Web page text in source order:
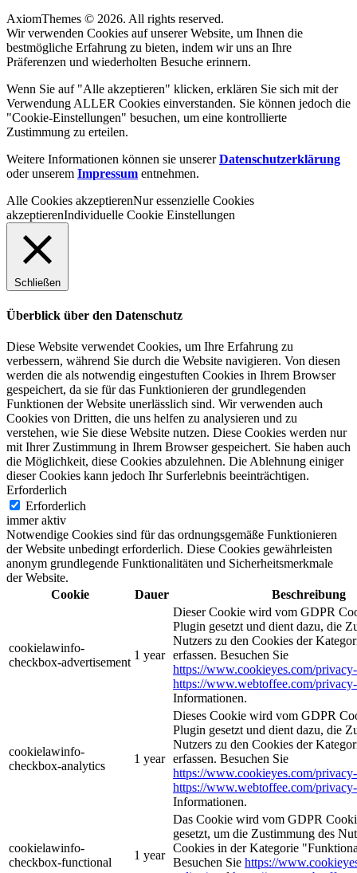
AxiomThemes © 2026. All rights reserved.
Wir verwenden Cookies auf unserer Website, um Ihnen die
bestmögliche Erfahrung zu bieten, indem wir uns an Ihre
Präferenzen und wiederholten Besuche erinnern.
Wenn Sie auf "Alle akzeptieren" klicken, erklären Sie sich mit der
Verwendung ALLER Cookies einverstanden. Sie können jedoch die
"Cookie-Einstellungen" besuchen, um eine kontrollierte
Zustimmung zu erteilen.
Weitere Informationen können sie unsererDatenschutzerklärung
oder unserem Impressum entnehmen.
Alle Cookies akzeptierenNur essenzielle Cookies
akzeptierenIndividuelle Cookie Einstellungen
Schließen
Überblick über den Datenschutz
Diese Website verwendet Cookies, um Ihre Erfahrung zu
verbessern, während Sie durch die Website navigieren. Von diesen
werden die als notwendig eingestuften Cookies in Ihrem Browser
gespeichert, da sie für das Funktionieren der grundlegenden
Funktionen der Website unerlässlich sind. Wir verwenden auch
Cookies von Dritten, die uns helfen zu analysieren und zu
verstehen, wie Sie diese Website nutzen. Diese Cookies werden nur
mit Ihrer Zustimmung in Ihrem Browser gespeichert. Sie haben auch
die Möglichkeit, diese Cookies abzulehnen. Die Ablehnung einiger
dieser Cookies kann jedoch Ihr Surferlebnis beeinträchtigen.
Erforderlich
Erforderlich
immer aktiv
Notwendige Cookies sind für das ordnungsgemäße Funktionieren
der Website unbedingt erforderlich. Diese Cookies gewährleisten
anonym grundlegende Funktionalitäten und Sicherheitsmerkmale
der Website.
Cookie
Dauer Beschreibung
cookielawinfo-
checkbox-advertisement
1 year
Dieser Cookie wird vom GDPR
Plugin gesetzt und dient dazu, die
Nutzers zu den Cookies der
erfassen. Besuchen Sie
https://www.cookieyes.com/
https://www.webtoffee.com/
Informationen.
cookielawinfo-
checkbox-analytics
1 year
Dieses Cookie wird vom GDPR
Plugin gesetzt und dient dazu, die
Nutzers zu den Cookies der
erfassen. Besuchen Sie
https://www.cookieyes.com/
https://www.webtoffee.com/
Informationen.
cookielawinfo-
checkbox-functional
1 year
Das Cookie wird vom GDPR
gesetzt, um die Zustimmung des
Cookies in der Kategorie
Besuchen Sie https://